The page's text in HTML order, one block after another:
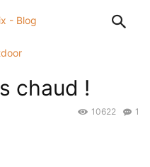
chaud !
1
10622